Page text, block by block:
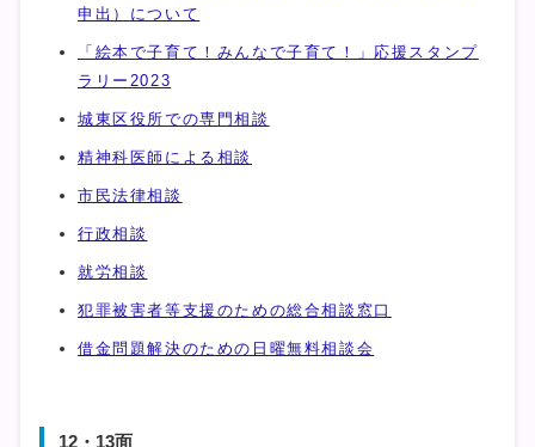
申出）について
「絵本で子育て！みんなで子育て！」応援スタンプ
ラリー2023
城東区役所での専門相談
精神科医師による相談
市民法律相談
行政相談
就労相談
犯罪被害者等支援のための総合相談窓口
借金問題解決のための日曜無料相談会
12・13面